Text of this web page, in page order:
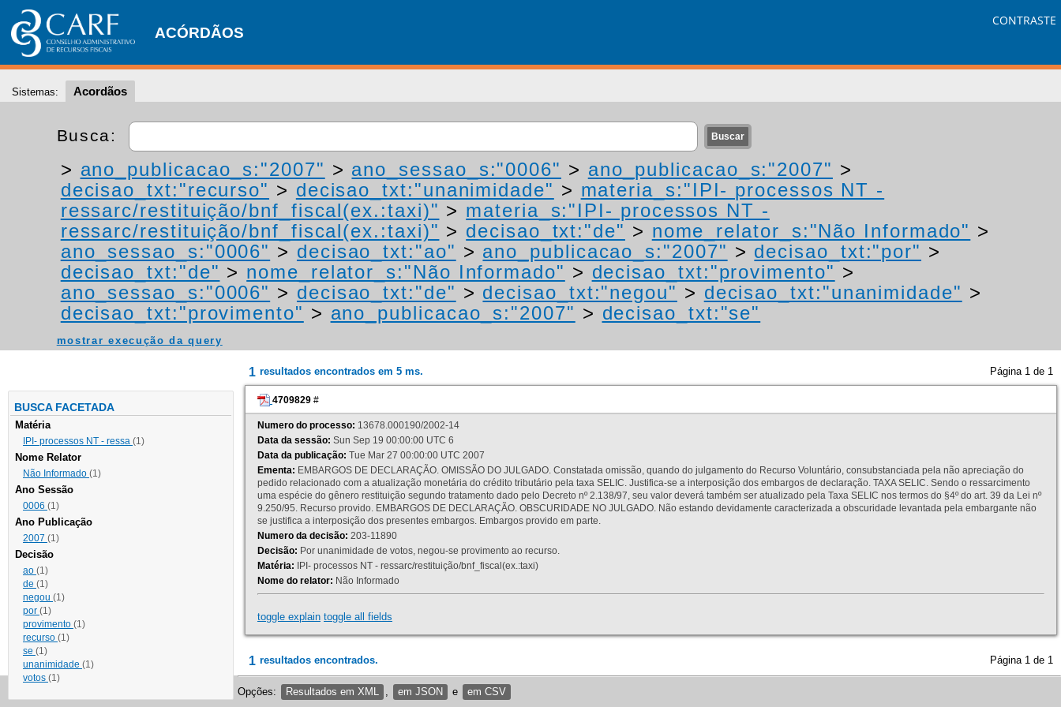
ACÓRDÃOS
CONTRASTE
Sistemas: Acordãos
Busca:
> ano_publicacao_s:"2007" > ano_sessao_s:"0006" > ano_publicacao_s:"2007" >
decisao_txt:"recurso" > decisao_txt:"unanimidade" > materia_s:"IPI- processos NT -
ressarc/restituição/bnf_fiscal(ex.:taxi)" > materia_s:"IPI- processos NT -
ressarc/restituição/bnf_fiscal(ex.:taxi)" > decisao_txt:"de" > nome_relator_s:"Não Informado" >
ano_sessao_s:"0006" > decisao_txt:"ao" > ano_publicacao_s:"2007" > decisao_txt:"por" >
decisao_txt:"de" > nome_relator_s:"Não Informado" > decisao_txt:"provimento" >
ano_sessao_s:"0006" > decisao_txt:"de" > decisao_txt:"negou" > decisao_txt:"unanimidade" >
decisao_txt:"provimento" > ano_publicacao_s:"2007" > decisao_txt:"se"
mostrar execução da query
BUSCA FACETADA
Matéria
IPI- processos NT - ressa (1)
Nome Relator
Não Informado (1)
Ano Sessão
0006 (1)
Ano Publicação
2007 (1)
Decisão
ao (1)
de (1)
negou (1)
por (1)
provimento (1)
recurso (1)
se (1)
unanimidade (1)
votos (1)
1 resultados encontrados em 5 ms. Página 1 de 1
4709829 #
Numero do processo: 13678.000190/2002-14
Data da sessão: Sun Sep 19 00:00:00 UTC 6
Data da publicação: Tue Mar 27 00:00:00 UTC 2007
Ementa: EMBARGOS DE DECLARAÇÃO. OMISSÃO DO JULGADO. Constatada omissão, quando do julgamento do Recurso Voluntário, consubstanciada pela não apreciação do
pedido relacionado com a atualização monetária do crédito tributário pela taxa SELIC. Justifica-se a interposição dos embargos de declaração. TAXA SELIC. Sendo o ressarcimento
uma espécie do gênero restituição segundo tratamento dado pelo Decreto nº 2.138/97, seu valor deverá também ser atualizado pela Taxa SELIC nos termos do §4º do art. 39 da Lei nº
9.250/95. Recurso provido. EMBARGOS DE DECLARAÇÃO. OBSCURIDADE NO JULGADO. Não estando devidamente caracterizada a obscuridade levantada pela embargante não
se justifica a interposição dos presentes embargos. Embargos provido em parte.
Numero da decisão: 203-11890
Decisão: Por unanimidade de votos, negou-se provimento ao recurso.
Matéria: IPI- processos NT - ressarc/restituição/bnf_fiscal(ex.:taxi)
Nome do relator: Não Informado
toggle explain toggle all fields
1 resultados encontrados. Página 1 de 1
Opções: Resultados em XML em JSON e em CSV